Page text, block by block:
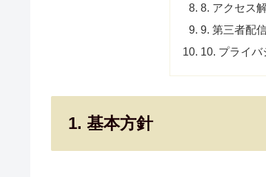
8. アクセス
9. 第三者配
10. プライ
1. 基本方針